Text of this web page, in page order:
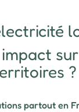
?
partout en